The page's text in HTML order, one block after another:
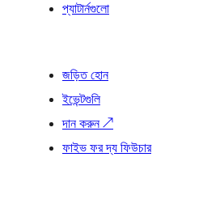
প্যাটার্নগুলো
জড়িত হোন
ইভেন্টগুলি
দান করুন↗
ফাইভ ফর দ্য ফিউচার